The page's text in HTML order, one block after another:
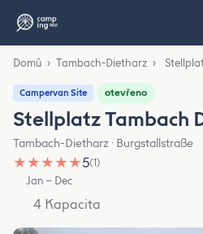
Domů › Tambach-Dietharz ›
Campervan Site otevřeno
Stellplatz Tambach
Tambach-Dietharz · Burgstallstraße
★ ★ ★ ★ ★5(1)
Jan – Dec
4 Kapacita